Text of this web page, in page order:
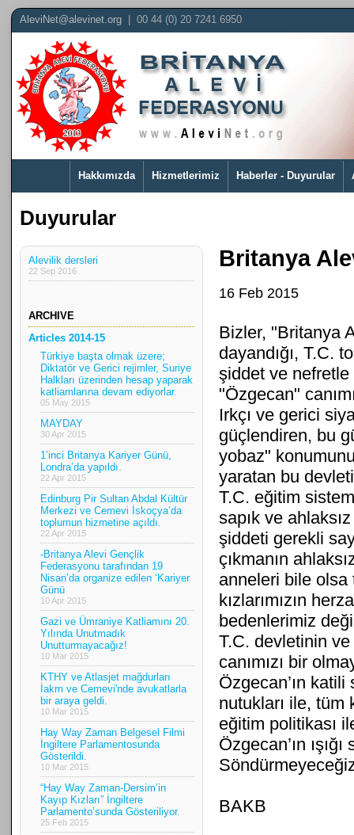
AleviNet@alevinet.org | 00 44 (0) 20 7241 6950
Hakkımızda Hizmetlerimiz Haberler - Duyurular
Duyurular
Alevilik dersleri
22 Sep 2016
ARCHIVE
Articles 2014-15
Türkiye başta olmak üzere;
Diktatör ve Gerici rejimler, Suriye
Halkları üzerinden hesap yaparak
katliamlarına devam ediyorlar.
05 May 2015
MAYDAY
30 Apr 2015
1’inci Britanya Kariyer Günü,
Londra’da yapıldı.
22 Apr 2015
Edinburg Pir Sultan Abdal Kültür
Merkezi ve Cemevi İskoçya’da
toplumun hizmetine açıldı.
22 Apr 2015
-Britanya Alevi Gençlik
Federasyonu tarafından 19
Nisan’da organize edilen ‘Kariyer
Günü
10 Apr 2015
Gazi ve Ümraniye Katliamını 20.
Yılında Unutmadık
Unutturmayacağız!
10 Mar 2015
KTHY ve Atlasjet mağdurları
İakm ve Cemevi'nde avukatlarla
bir araya geldi.
10 Mar 2015
Hay Way Zaman Belgesel Filmi
İngiltere Parlamentosunda
Gösterildi.
10 Mar 2015
“Hay Way Zaman-Dersim’in
Kayıp Kızları” İngiltere
Parlamento’sunda Gösteriliyor.
25 Feb 2015
Britanya
16 Feb 2015
Bizler, "Britanya
dayandığı, T.C.
şiddet ve nefretle
"Özgecan"
Irkçı ve gerici
güçlendiren, bu
yobaz"
yaratan bu
T.C. eğitim
sapık ve
şiddeti gerekli
çıkmanın
anneleri bile
kızlarımızın
bedenlerimiz
T.C. devletinin ve
canımızı bir
Özgecan’ın
nutukları ile, tüm
eğitim politikası
Özgecan’ın
BAKB